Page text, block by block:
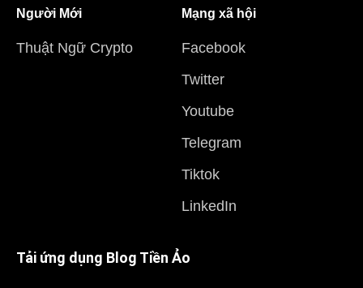
Người Mới
Thuật Ngữ Crypto
Mạng xã hội
Facebook
Twitter
Youtube
Telegram
Tiktok
LinkedIn
Tải ứng dụng Blog Tiền Ảo